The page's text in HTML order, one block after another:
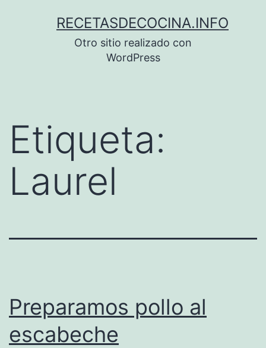
RECETASDECOCINA.INFO
Otro sitio realizado con
WordPress
Etiqueta:
Laurel
Preparamos pollo al
escabeche